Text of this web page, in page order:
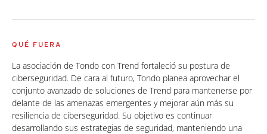
QUÉ FUERA
La asociación de Tondo con Trend fortaleció su postura de
ciberseguridad. De cara al futuro, Tondo planea aprovechar el
conjunto avanzado de soluciones de Trend para mantenerse por
delante de las amenazas emergentes y mejorar aún más su
resiliencia de ciberseguridad. Su objetivo es continuar
desarrollando sus estrategias de seguridad, manteniendo una